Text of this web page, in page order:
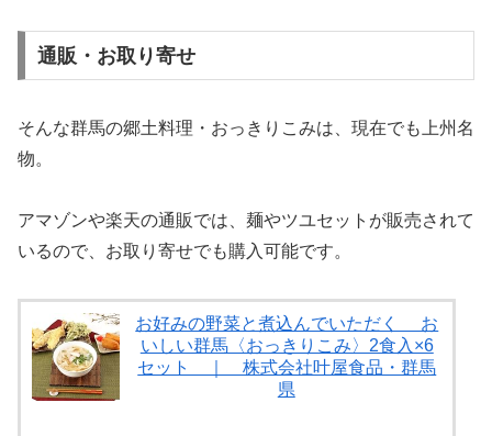
通販・お取り寄せ
そんな群馬の郷土料理・おっきりこみは、現在でも上州名
物。
アマゾンや楽天の通販では、麺やツユセットが販売されて
いるので、お取り寄せでも購入可能です。
お好みの野菜と煮込んでいただく お
いしい群馬〈おっきりこみ〉2食入×6
セット ｜ 株式会社叶屋食品・群馬
県